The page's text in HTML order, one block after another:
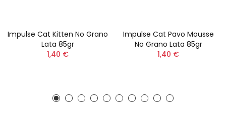
Impulse Cat Kitten No Grano
Lata 85gr
1,40 €
Impulse Cat Pavo Mousse
No Grano Lata 85gr
1,40 €